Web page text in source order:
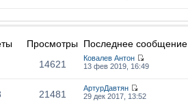
Просмотры Последнее сообщение
14621
Ковалев Антон
13 фев 2019, 16:49
21481
АртурДавтян
29 дек 2017, 13:52